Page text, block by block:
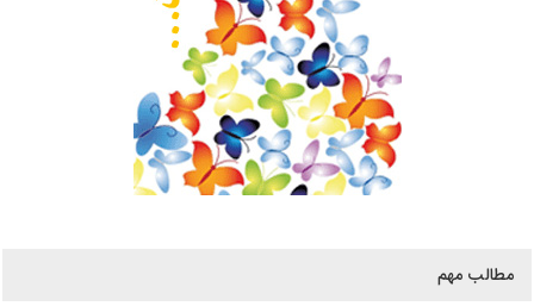
مطالب مهم